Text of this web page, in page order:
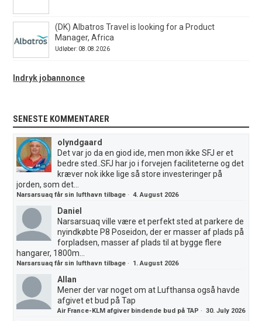
(DK) Albatros Travel is looking for a Product
Manager, Africa
Udløber: 08.08.2026
Indryk jobannonce
SENESTE KOMMENTARER
olyndgaard
Det var jo da en giod ide, men mon ikke SFJ er et
bedre sted..SFJ har jo i forvejen faciliteterne og det
kræver nok ikke lige så store investeringer på
jorden, som det...
Narsarsuaq får sin lufthavn tilbage ·4. August 2026
Daniel
Narsarsuaq ville være et perfekt sted at parkere de
nyindkøbte P8 Poseidon, der er masser af plads på
forpladsen, masser af plads til at bygge flere
hangarer, 1800m...
Narsarsuaq får sin lufthavn tilbage · 1. August 2026
Allan
Mener der var noget om at Lufthansa også havde
afgivet et bud på Tap
Air France-KLM afgiver bindende bud på TAP ·30. July 2026